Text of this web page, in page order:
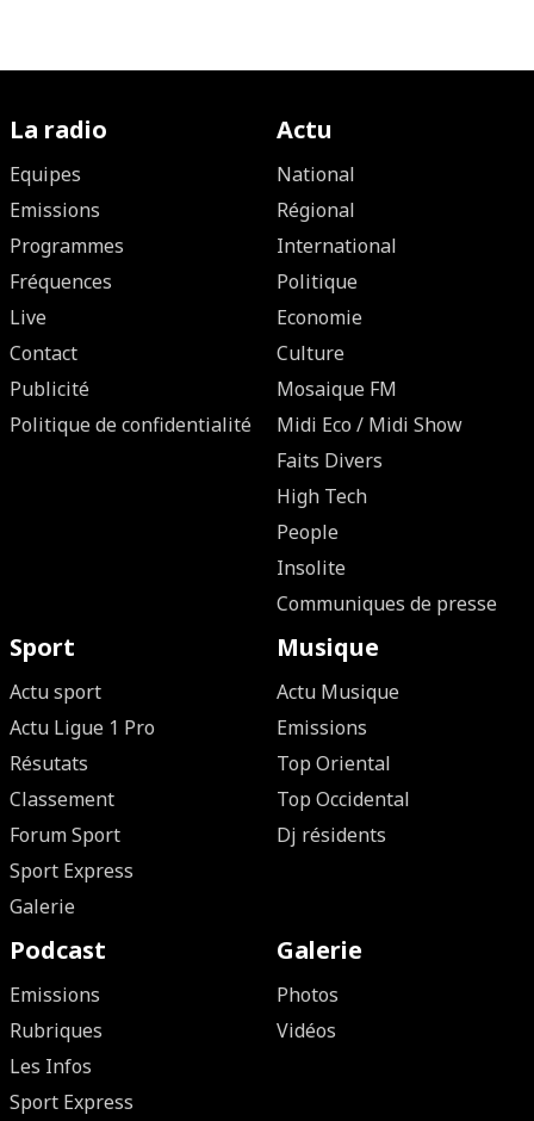
La radio
Equipes
Emissions
Programmes
Fréquences
Live
Contact
Publicité
Politique de confidentialité
Actu
National
Régional
International
Politique
Economie
Culture
Mosaique FM
Midi Eco / Midi Show
Faits Divers
High Tech
People
Insolite
Communiques de presse
Sport
Actu sport
Actu Ligue 1 Pro
Résutats
Classement
Forum Sport
Sport Express
Galerie
Musique
Actu Musique
Emissions
Top Oriental
Top Occidental
Dj résidents
Podcast
Emissions
Rubriques
Les Infos
Sport Express
Galerie
Photos
Vidéos